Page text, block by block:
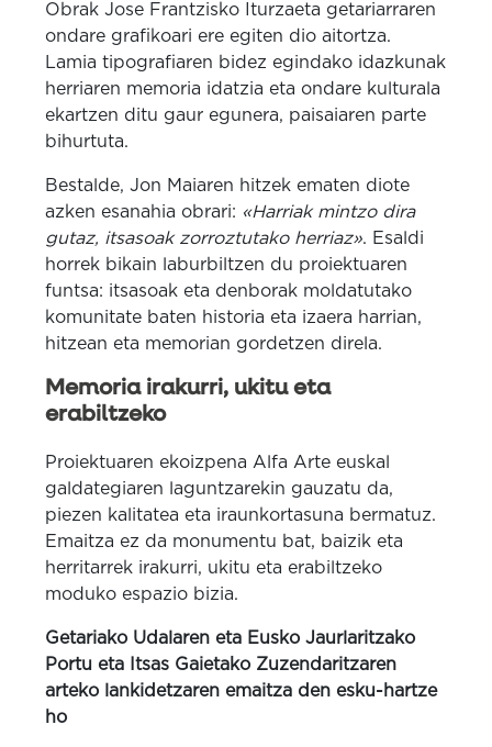
Obrak Jose Frantzisko Iturzaeta getariarraren
ondare grafikoari ere egiten dio aitortza.
Lamia tipografiaren bidez egindako idazkunak
herriaren memoria idatzia eta ondare kulturala
ekartzen ditu gaur egunera, paisaiaren parte
bihurtuta.
Bestalde, Jon Maiaren hitzek ematen diote
azken esanahia obrari: «Harriak mintzo dira
gutaz, itsasoak zorroztutako herriaz». Esaldi
horrek bikain laburbiltzen du proiektuaren
funtsa: itsasoak eta denborak moldatutako
komunitate baten historia eta izaera harrian,
hitzean eta memorian gordetzen direla.
Memoria irakurri, ukitu eta
erabiltzeko
Proiektuaren ekoizpena Alfa Arte euskal
galdategiaren laguntzarekin gauzatu da,
piezen kalitatea eta iraunkortasuna bermatuz.
Emaitza ez da monumentu bat, baizik eta
herritarrek irakurri, ukitu eta erabiltzeko
moduko espazio bizia.
Getariako Udalaren eta Eusko Jaurlaritzako
Portu eta Itsas Gaietako Zuzendaritzaren
arteko lankidetzaren emaitza den esku-hartze
ho